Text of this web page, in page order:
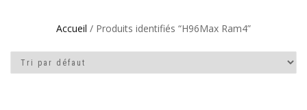
Accueil / Produits identifiés “H96Max Ram4”